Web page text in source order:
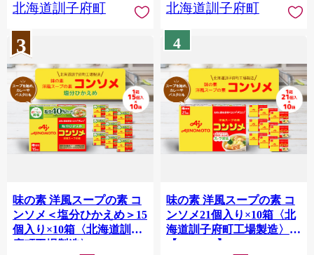
北海道訓子府町
北海道訓子府町
3
味の素 洋風スープの素 コ
ンソメ＜塩分ひかえめ＞15
個入り×10箱〈北海道訓子
府町工場製造〉
4
味の素 洋風スープの素 コ
ンソメ21個入り×10箱〈北
海道訓子府町工場製造〉
【1518478】